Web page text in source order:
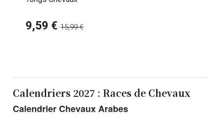
9,59 € 15,99 €
Calendriers 2027 : Races de Chevaux
Calendrier Chevaux Arabes